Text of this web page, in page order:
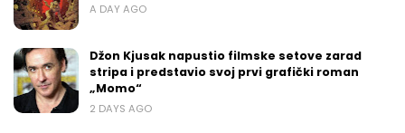
A DAY AGO
Džon Kjusak napustio filmske setove zarad
stripa i predstavio svoj prvi grafički roman
„Momo“
2 DAYS AGO